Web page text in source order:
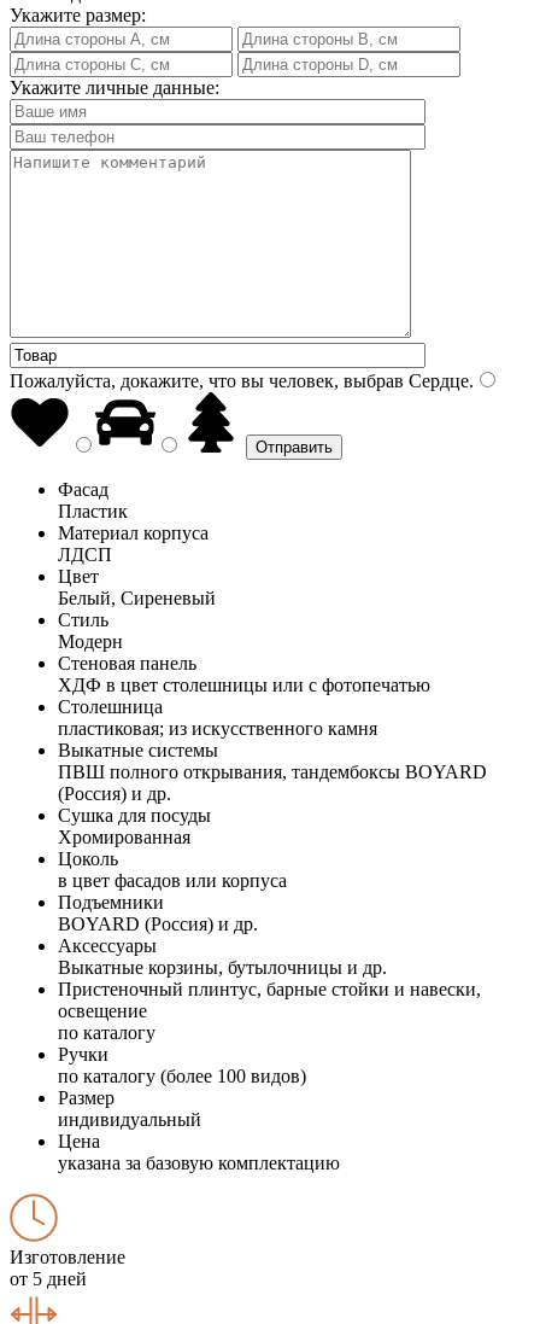
Укажите размер:
Укажите личные данные:
Пожалуйста, докажите, что вы человек, выбрав Сердце.
Фасад
Пластик
Материал корпуса
ЛДСП
Цвет
Белый, Сиреневый
Стиль
Модерн
Стеновая панель
ХДФ в цвет столешницы или с фотопечатью
Столешница
пластиковая; из искусственного камня
Выкатные системы
ПВШ полного открывания, тандембоксы BOYARD
(Россия) и др.
Сушка для посуды
Хромированная
Цоколь
в цвет фасадов или корпуса
Подъемники
BOYARD (Россия) и др.
Аксессуары
Выкатные корзины, бутылочницы и др.
Пристеночный плинтус, барные стойки и навески,
освещение
по каталогу
Ручки
по каталогу (более 100 видов)
Размер
индивидуальный
Цена
указана за базовую комплектацию
Изготовление
от 5 дней